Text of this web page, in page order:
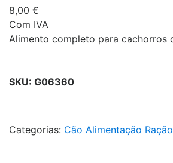
8,00 €
Com IVA
Alimento completo para cachorros
SKU: G06360
Categorias: Cão Alimentação